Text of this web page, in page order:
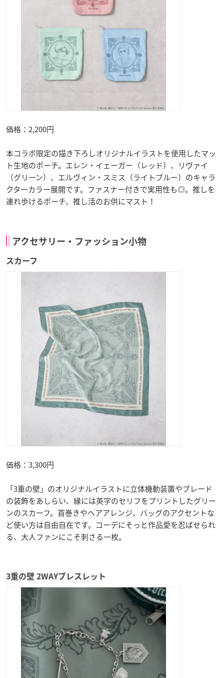
価格：2,200円
本コラボ限定の描き下ろしオリジナルイラストを使用したマッ
ト生地のポーチ。エレン・イェーガー（レッド）、リヴァイ
（グリーン）、エルヴィン・スミス（ライトブルー）のキャラ
クターカラー展開です。ファスナー付きで実用性も◎。推しを
連れ歩けるポーチ、推し活のお供にマスト！
アクセサリー・ファッション小物
スカーフ
価格：3,300円
「3重の壁」のオリジナルイラストに立体機動装置やブレード
の装飾をあしらい、縁には英字のセリフをプリントしたグリー
ンのスカーフ。首巻きやヘアアレンジ、バッグのアクセントな
ど使い方は自由自在です。コーデにそっと作品愛を忍ばせられ
る、大人ファンにこそ刺さる一枚。
3重の壁 2WAYブレスレット